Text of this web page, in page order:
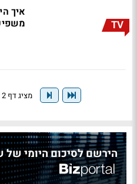
TV
איך
מציג דף 2 מתוך 3
הירשם לסיכום היומי של